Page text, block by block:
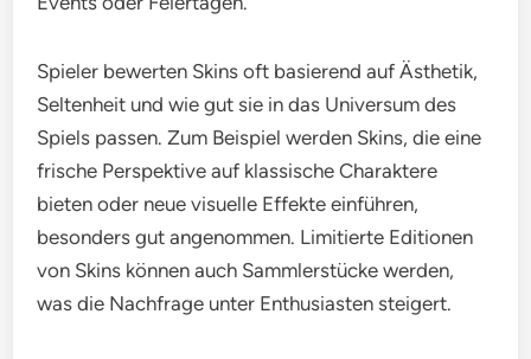
Spieler bewerten Skins oft basierend auf Ästhetik,
Seltenheit und wie gut sie in das Universum des
Spiels passen. Zum Beispiel werden Skins, die eine
frische Perspektive auf klassische Charaktere
bieten oder neue visuelle Effekte einführen,
besonders gut angenommen. Limitierte Editionen
von Skins können auch Sammlerstücke werden,
was die Nachfrage unter Enthusiasten steigert.